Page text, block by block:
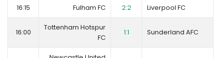
16:15 Fulham FC 2:2 Liverpool FC
16:00
Tottenham Hotspur
FC
1:1 Sunderland AFC